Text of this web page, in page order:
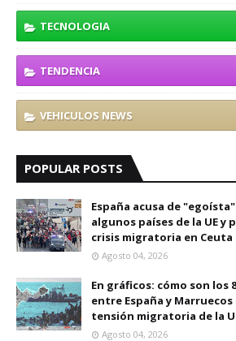
TECNOLOGIA
TENDENCIA
VEHICULOS NEWS
POPULAR POSTS
España acusa de
algunos países de la UE y
crisis migratoria en Ceuta
Agosto 04, 2026
En gráficos: cómo son los
entre España y
tensión migratoria de la
Agosto 04, 2026